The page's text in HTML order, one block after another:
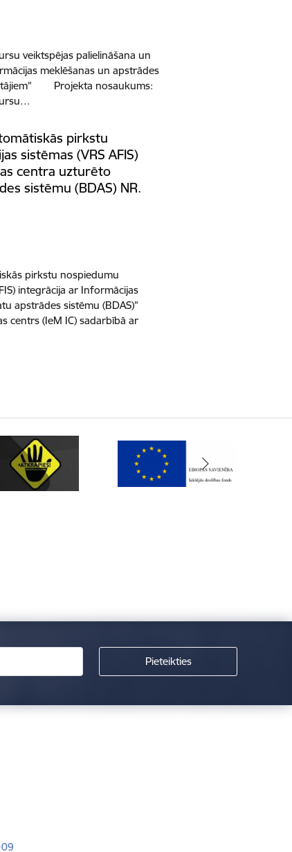
veiktspējas palielināšana un
meklēšanas un apstrādes
Projekta nosaukums:
pirkstu
sistēmas (VRS AFIS)
centra uzturēto
sistēmu (BDAS) NR.
pirkstu nospiedumu
integrācija ar Informācijas
apstrādes sistēmu (BDAS)”
centrs (IeM IC) sadarbībā ar